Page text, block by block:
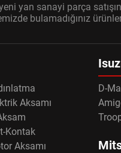
yan sanayi parça
bulamadığınız
Aksamı
Kontak
Aksamı
D-